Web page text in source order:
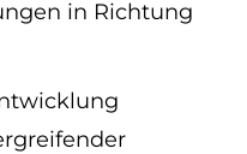
in Richtung